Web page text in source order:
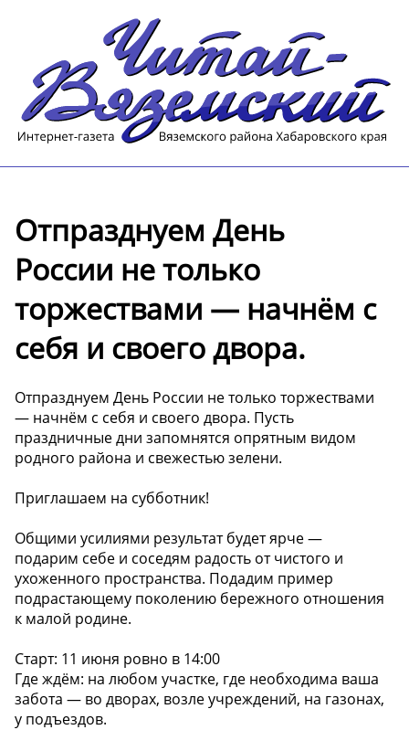
Отпразднуем День
России не только
торжествами — начнём с
себя и своего двора.
Отпразднуем День России не только торжествами
— начнём с себя и своего двора. Пусть
праздничные дни запомнятся опрятным видом
родного района и свежестью зелени.
Приглашаем на субботник!
Общими усилиями результат будет ярче —
подарим себе и соседям радость от чистого и
ухоженного пространства. Подадим пример
подрастающему поколению бережного отношения
к малой родине.
Старт: 11 июня ровно в 14:00
Где ждём: на любом участке, где необходима ваша
забота — во дворах, возле учреждений, на газонах,
у подъездов.